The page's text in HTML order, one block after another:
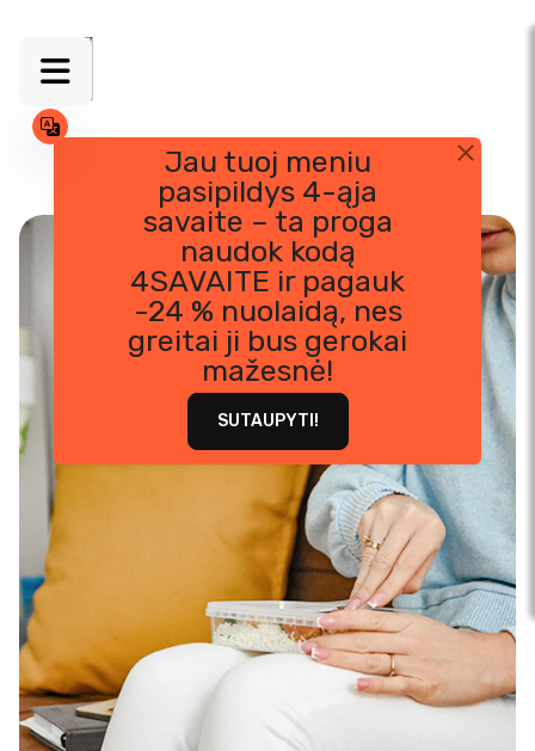
Jau tuoj meniu
pasipildys 4-ąja
savaite – ta proga
naudok kodą
4SAVAITE ir pagauk
-24 % nuolaidą, nes
greitai ji bus gerokai
mažesnė!
SUTAUPYTI!